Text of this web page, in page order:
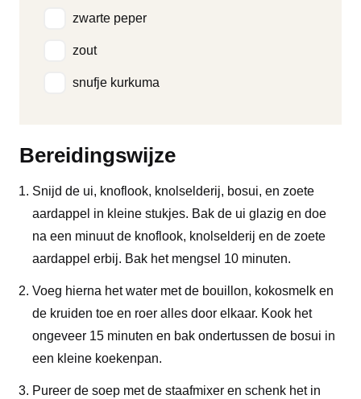
zwarte peper
zout
snufje kurkuma
Bereidingswijze
Snijd de ui, knoflook, knolselderij, bosui, en zoete
aardappel in kleine stukjes. Bak de ui glazig en doe
na een minuut de knoflook, knolselderij en de zoete
aardappel erbij. Bak het mengsel 10 minuten.
Voeg hierna het water met de bouillon, kokosmelk en
de kruiden toe en roer alles door elkaar. Kook het
ongeveer 15 minuten en bak ondertussen de bosui in
een kleine koekenpan.
Pureer de soep met de staafmixer en schenk het in